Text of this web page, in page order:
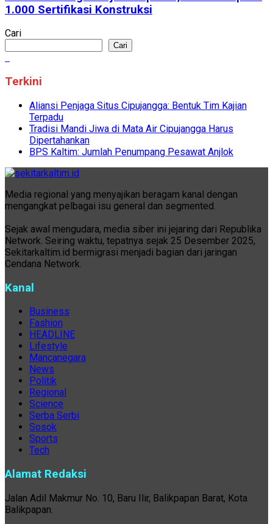
1.000 Sertifikasi Konstruksi
Cari
Cari
Terkini
Aliansi Penjaga Situs Cipujangga: Bentuk Tim Kajian
Terpadu
Tradisi Mandi Jiwa di Mata Air Cipujangga Harus
Dipertahankan
BPS Kaltim: Jumlah Penumpang Pesawat Anjlok
Media regional yang menyajikan beragam kanal dengan
mengangkat pelbagai isu general dan segmented.
Sejak awal mengudara, media siber ini jejaring dari Republika
Network. Seiring waktu, tepatnya sejak 25 Desember 2025,
Sekitarkaltim.id bermigrasi menjadi bagian dari jaringan
Cendana Network.
Kanal
Business
Fashion
HEADLINE
Lifestyle
Mancanegara
News
Politik
Regional
Science
Serba Serbi
Sosok
Sports
Tech
Alamat Redaksi
Jalan Adil Makmur No. 10, Baru Ilir, Balikpapan Barat, Kota
Balikpapan.